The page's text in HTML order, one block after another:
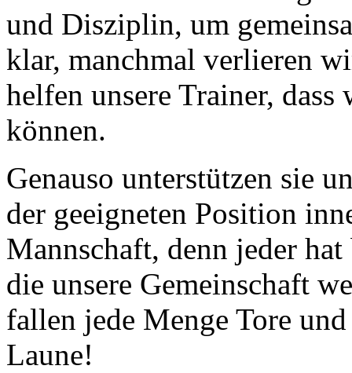
und Disziplin, um
klar, manchmal verlieren
helfen unsere Trainer,
können.
Genauso unterstützen sie
der geeigneten Position
Mannschaft, denn jeder hat
die unsere Gemeinschaft
fallen jede Menge Tore
Laune!